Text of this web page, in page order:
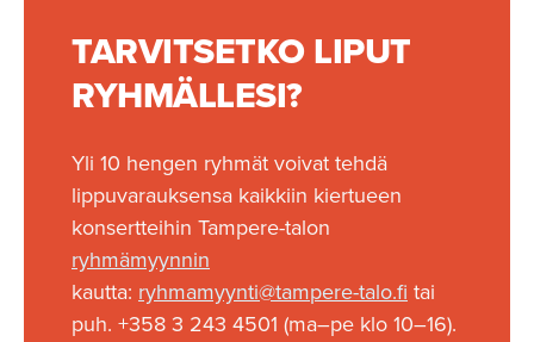
TARVITSETKO LIPUT
RYHMÄLLESI?
Yli 10 hengen ryhmät voivat tehdä
lippuvarauksensa kaikkiin kiertueen
konsertteihin Tampere-talon
ryhmämyynnin
kautta: ryhmamyynti@tampere-talo.fitai
puh. +358 3 243 4501 (ma–pe klo 10–16).